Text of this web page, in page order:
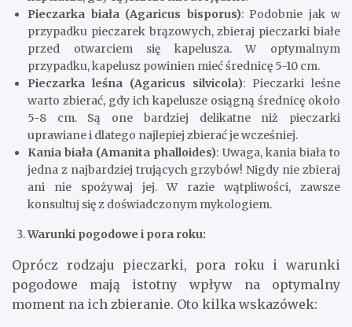
Pieczarka biała (Agaricus bisporus): Podobnie jak w
przypadku pieczarek brązowych, zbieraj pieczarki białe
przed otwarciem się kapelusza. W optymalnym
przypadku, kapelusz powinien mieć średnicę 5-10 cm.
Pieczarka leśna (Agaricus silvicola): Pieczarki leśne
warto zbierać, gdy ich kapelusze osiągną średnicę około
5-8 cm. Są one bardziej delikatne niż pieczarki
uprawiane i dlatego najlepiej zbierać je wcześniej.
Kania biała (Amanita phalloides): Uwaga, kania biała to
jedna z najbardziej trujących grzybów! Nigdy nie zbieraj
ani nie spożywaj jej. W razie wątpliwości, zawsze
konsultuj się z doświadczonym mykologiem.
Warunki pogodowe i pora roku:
Oprócz rodzaju pieczarki, pora roku i warunki
pogodowe mają istotny wpływ na optymalny
moment na ich zbieranie. Oto kilka wskazówek: